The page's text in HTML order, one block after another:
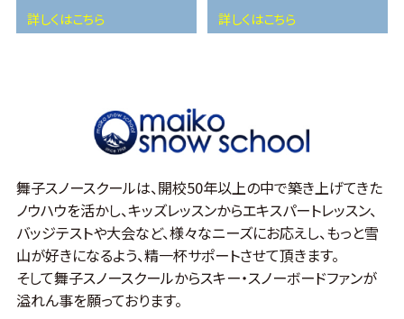
詳しくはこちら
詳しくはこちら
舞子スノースクールは、開校50年以上の中で築き上げてきた
ノウハウを活かし、キッズレッスンからエキスパートレッスン、
バッジテストや大会など、様々なニーズにお応えし、もっと雪
山が好きになるよう、精一杯サポートさせて頂きます。
そして舞子スノースクールからスキー・スノーボードファンが
溢れん事を願っております。